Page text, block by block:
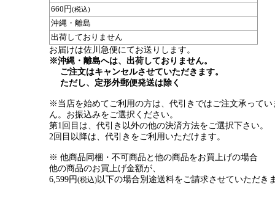
660円(税込)
沖縄・離島
出荷しておりません
お届けは佐川急便にてお送りします。
※沖縄・離島へは、出荷しておりません。
ご注文はキャンセルさせていただきます。
ただし、定形外郵便発送は除く
※当店を始めてご利用の方は、代引きではご注文承ってい
ん。お振込みをご選択ください。
第1回目は、代引き以外の他の決済方法をご選択下さい。
2回目以降は、代引きをご利用いただけます。
※ 他商品同梱・不可商品と他の商品をお買上げの場合
他の商品のお買上げ金額が、
6,599円(税込)以下の場合別途送料をご請求させていただき